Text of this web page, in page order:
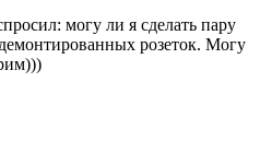
могу ли я сделать пару
розеток. Могу